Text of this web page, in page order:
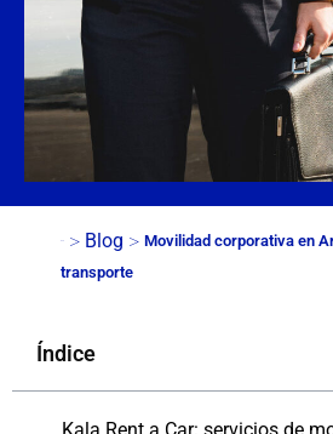
> Blog > Movilidad corporativa en
transporte
Índice